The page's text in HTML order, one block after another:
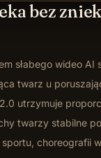
bez
słabego wideo AI
twarz u
utrzymuje
twarzy stabilne
choreografii